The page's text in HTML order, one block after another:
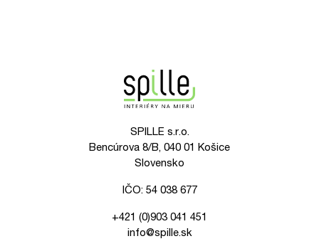
SPILLE s.r.o.
Bencúrova 8/B, 040 01 Košice
Slovensko
IČO: 54 038 677
+421 (0)903 041 451
info@spille.sk